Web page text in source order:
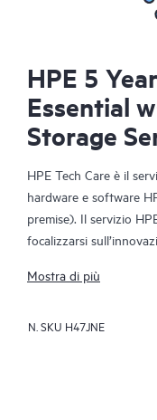
HPE 5
Essential
Storage
HPE Tech Care è il
hardware e software
premise). Il servizio
focalizzarsi
semplice risposta
Il servizio HPE Tech
Mostra di più
N. SKU H47JNE